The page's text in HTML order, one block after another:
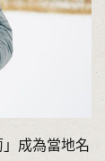
成為當地名